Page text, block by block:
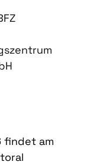
findet am